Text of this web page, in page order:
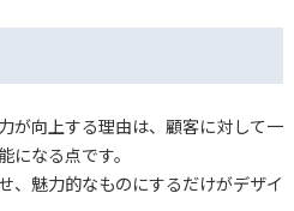
が向上する理由は、顧客に対して一
になる点です。
、魅力的なものにするだけがデザイ